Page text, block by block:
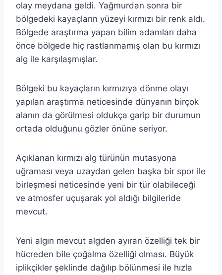
olay meydana geldi. Yağmurdan sonra bir
bölgedeki kayaçların yüzeyi kırmızı bir renk aldı.
Bölgede araştırma yapan bilim adamları daha
önce bölgede hiç rastlanmamış olan bu kırmızı
alg ile karşılaşmışlar.
Bölgeki bu kayaçların kırmızıya dönme olayı
yapılan araştırma neticesinde dünyanın birçok
alanın da görülmesi oldukça garip bir durumun
ortada olduğunu gözler önüne seriyor.
Açıklanan kırmızı alg türünün mutasyona
uğraması veya uzaydan gelen başka bir spor ile
birleşmesi neticesinde yeni bir tür olabileceği
ve atmosfer uçuşarak yol aldığı bilgileride
mevcut.
Yeni algın mevcut algden ayıran özelliği tek bir
hücreden bile çoğalma özelliği olması. Büyük
iplikçikler şeklinde dağılıp bölünmesi ile hızla